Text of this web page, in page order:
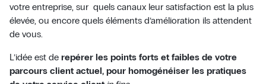
votre entreprise, sur quels canaux leur satisfaction est la plus
élevée, ou encore quels éléments d’amélioration ils attendent
de vous.
L’idée est derepérer les points forts et faibles de votre
parcours client actuel, pour homogénéiser les pratiques